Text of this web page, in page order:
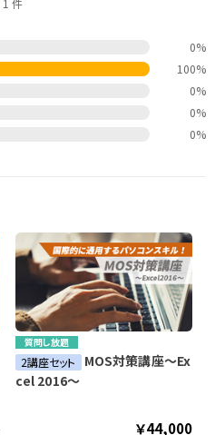
1 件
0%
100%
0%
0%
0%
質問し放題
2講座セット MOS対策講座～Ex
cel 2016～
￥44,000